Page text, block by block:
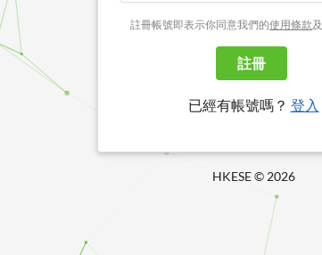
註冊帳號即表示你同意我們的使用條款及
註冊
已經有帳號嗎？ 登入
HKESE © 2026